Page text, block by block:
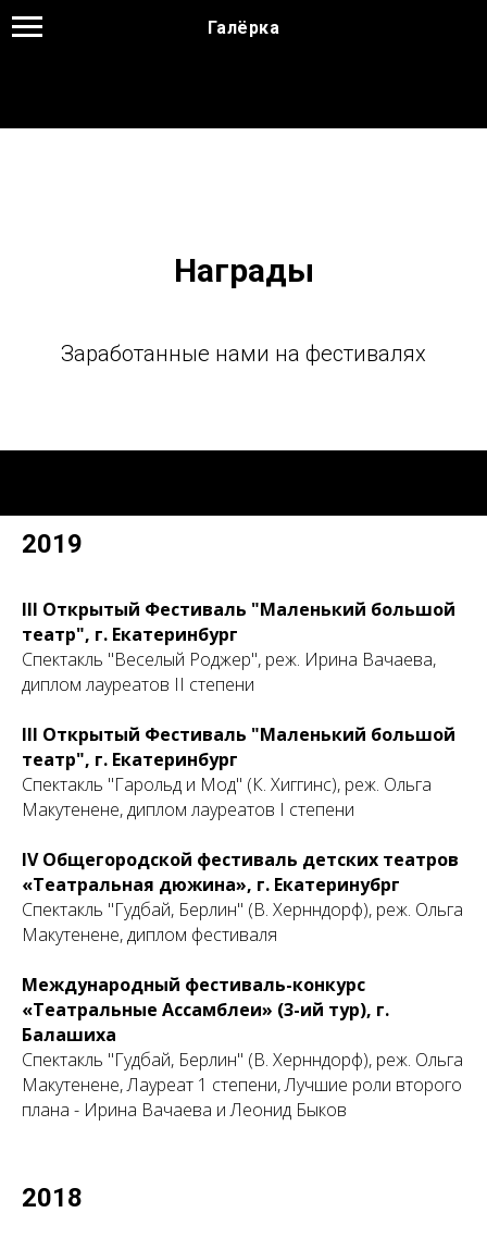
Галёрка
Награды
Заработанные нами на фестивалях
2019
III Открытый Фестиваль "Маленький большой
театр", г. Екатеринбург
Спектакль "Веселый Роджер", реж. Ирина Вачаева,
диплом лауреатов II степени
III Открытый Фестиваль "Маленький большой
театр", г. Екатеринбург
Спектакль "Гарольд и Мод" (К. Хиггинс), реж. Ольга
Макутенене, диплом лауреатов I степени
IV Общегородской фестиваль детских театров
«Театральная дюжина», г. Екатеринубрг
Спектакль "Гудбай, Берлин" (В. Хернндорф), реж. Ольга
Макутенене, диплом фестиваля
Международный фестиваль-конкурс
«Театральные Ассамблеи» (3-ий тур), г.
Балашиха
Спектакль "Гудбай, Берлин" (В. Хернндорф), реж. Ольга
Макутенене, Лауреат 1 степени, Лучшие роли второго
плана - Ирина Вачаева и Леонид Быков
2018